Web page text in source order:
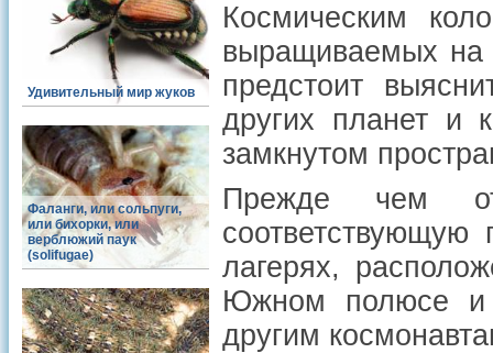
Удивительный мир жуков
Фаланги, или сольпуги,
или бихорки, или
верблюжий паук
(solifugae)
Космическим
выращиваемых на
предстоит
других планет и
замкнутом
Прежде чем
соответствующую
лагерях,
Южном полюсе и
другим